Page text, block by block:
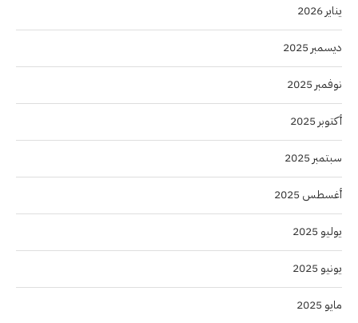
يناير 2026
ديسمبر 2025
نوفمبر 2025
أكتوبر 2025
سبتمبر 2025
أغسطس 2025
يوليو 2025
يونيو 2025
مايو 2025